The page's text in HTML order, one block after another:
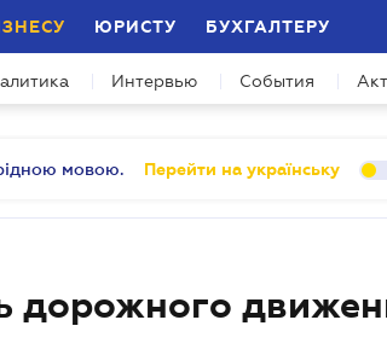
ЮРИСТУ БУХГАЛТЕРУ
Интервью События
мовою. Перейти на українську
дорожного